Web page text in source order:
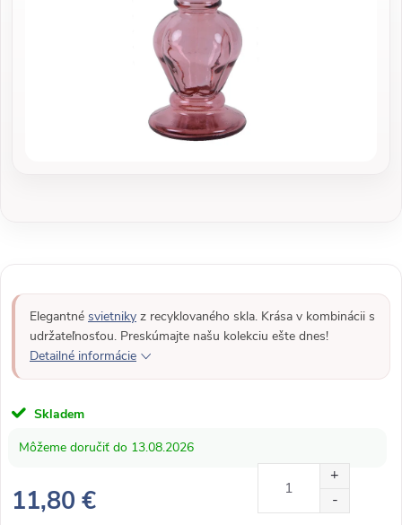
Elegantné svietniky z recyklovaného skla. Krása v kombinácii s
udržateľnosťou. Preskúmajte našu kolekciu ešte dnes!
Detailné informácie
Skladem
13.08.2026
11,80 €